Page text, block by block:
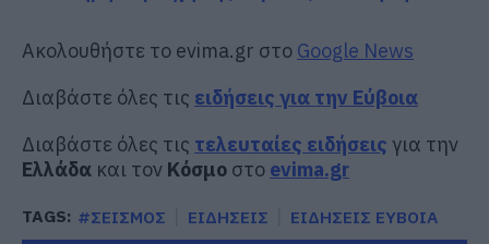
Ακολουθήστε το evima.gr στο Google News
Διαβάστε όλες τις ειδήσεις για την Εύβοια
Διαβάστε όλες τις τελευταίες ειδήσεις για την
Ελλάδα και τον Κόσμο στο evima.gr
TAGS: #ΣΕΙΣΜΟΣ ΕΙΔΗΣΕΙΣ ΕΙΔΗΣΕΙΣ ΕΥΒΟΙΑ